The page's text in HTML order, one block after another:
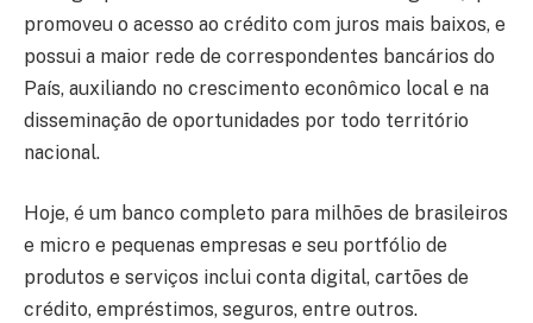
promoveu o acesso ao crédito com juros mais baixos, e
possui a maior rede de correspondentes bancários do
País, auxiliando no crescimento econômico local e na
disseminação de oportunidades por todo território
nacional.
Hoje, é um banco completo para milhões de brasileiros
e micro e pequenas empresas e seu portfólio de
produtos e serviços inclui conta digital, cartões de
crédito, empréstimos, seguros, entre outros.